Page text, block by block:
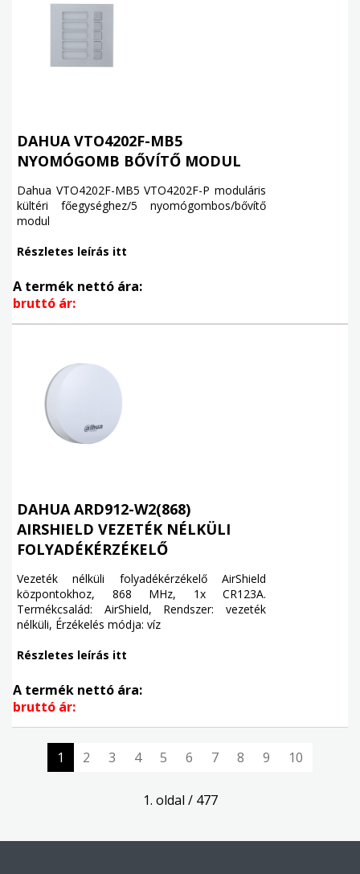
DAHUA VTO4202F-MB5
NYOMÓGOMB BŐVÍTŐ MODUL
Dahua VTO4202F-MB5 VTO4202F-P moduláris
kültéri főegységhez/5 nyomógombos/bővítő
modul
Részletes leírás itt
A termék nettó ára:
bruttó ár:
DAHUA ARD912-W2(868)
AIRSHIELD VEZETÉK NÉLKÜLI
FOLYADÉKÉRZÉKELŐ
Vezeték nélküli folyadékérzékelő AirShield
központokhoz, 868 MHz, 1x CR123A.
Termékcsalád: AirShield, Rendszer: vezeték
nélküli, Érzékelés módja: víz
Részletes leírás itt
A termék nettó ára:
bruttó ár:
1 2 3 4 5 6 7 8 9 10
1. oldal / 477